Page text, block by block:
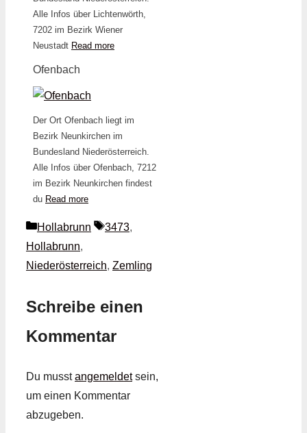
Alle Infos über Lichtenwörth,
7202 im Bezirk Wiener
Neustadt Read more
Ofenbach
Der Ort Ofenbach liegt im
Bezirk Neunkirchen im
Bundesland Niederösterreich.
Alle Infos über Ofenbach, 7212
im Bezirk Neunkirchen findest
du Read more
Kategorien
Hollabrunn Schlagwörter
3473,
Hollabrunn,
Niederösterreich, Zemling
Schreibe einen
Kommentar
Du musstangemeldetsein,
um einen Kommentar
abzugeben.